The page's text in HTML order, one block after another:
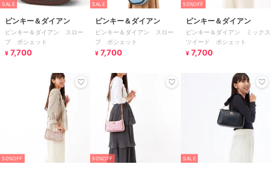
SALE
ピンキー＆ダイアン
ピンキー＆ダイアン スロー
プ ポシェット
¥ 7,700
SALE
ピンキー＆ダイアン
ピンキー＆ダイアン スロー
プ ポシェット
¥ 7,700
50%OFF
ピンキー＆ダイアン
ピンキー＆ダイアン ミックス
ツイード ポシェット
¥ 7,700
50%OFF 50%OFF SALE